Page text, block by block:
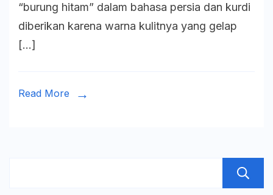
Budaya
Islam
“burung hitam” dalam bahasa persia dan kurdi
diberikan karena warna kulitnya yang gelap
[…]
Read More